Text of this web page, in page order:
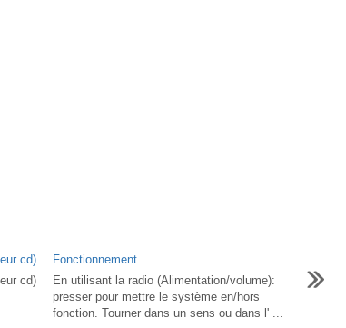
cd)
cd)
Fonctionnement
En utilisant la radio (Alimentation/volume):
presser pour mettre le système en/hors
fonction. Tourner dans un sens ou dans l' ...